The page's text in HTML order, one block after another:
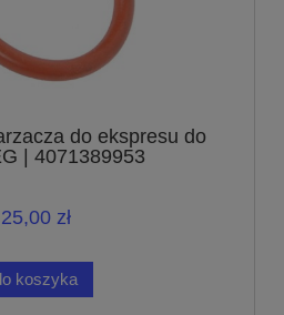
do ekspresu do
| 4071389953
25,00 zł
koszyka